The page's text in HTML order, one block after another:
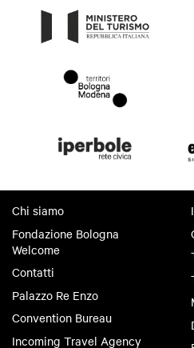
Chi siamo
Fondazione Bologna
Welcome
Contatti
Palazzo Re Enzo
Convention Bureau
Incoming Travel Agency